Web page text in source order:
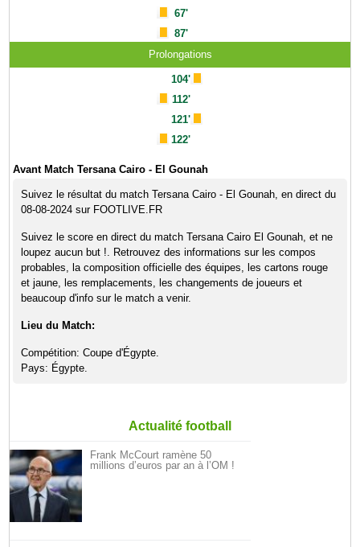
67'
87'
Prolongations
104'
112'
121'
122'
Avant Match Tersana Cairo - El Gounah
Suivez le résultat du match Tersana Cairo - El Gounah, en direct du
08-08-2024 sur FOOTLIVE.FR
Suivez le score en direct du match Tersana Cairo El Gounah, et ne
loupez aucun but !. Retrouvez des informations sur les compos
probables, la composition officielle des équipes, les cartons rouge
et jaune, les remplacements, les changements de joueurs et
beaucoup d'info sur le match a venir.
Lieu du Match:
Compétition: Coupe d'Égypte.
Pays: Égypte.
Actualité football
Frank McCourt ramène 50
millions d’euros par an à l’OM !